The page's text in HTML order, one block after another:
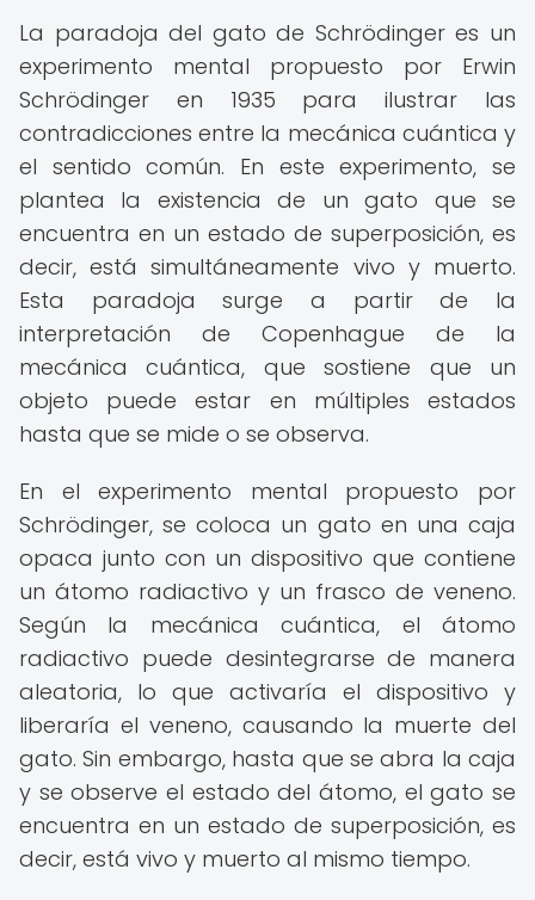
La paradoja del gato de Schrödinger es un
experimento mental propuesto por Erwin
Schrödinger en 1935 para ilustrar las
contradicciones entre la mecánica cuántica y
el sentido común. En este experimento, se
plantea la existencia de un gato que se
encuentra en un estado de superposición, es
decir, está simultáneamente vivo y muerto.
Esta paradoja surge a partir de la
interpretación de Copenhague de la
mecánica cuántica, que sostiene que un
objeto puede estar en múltiples estados
hasta que se mide o se observa.
En el experimento mental propuesto por
Schrödinger, se coloca un gato en una caja
opaca junto con un dispositivo que contiene
un átomo radiactivo y un frasco de veneno.
Según la mecánica cuántica, el átomo
radiactivo puede desintegrarse de manera
aleatoria, lo que activaría el dispositivo y
liberaría el veneno, causando la muerte del
gato. Sin embargo, hasta que se abra la caja
y se observe el estado del átomo, el gato se
encuentra en un estado de superposición, es
decir, está vivo y muerto al mismo tiempo.